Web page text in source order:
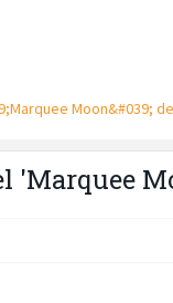
'Marquee